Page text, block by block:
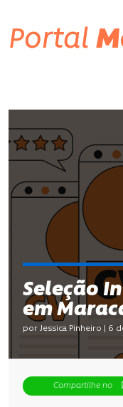
Portal
Seleção
em
por Jessica Pinheiro | 6
Compartilhe no